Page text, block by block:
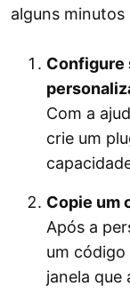
alguns
Configure
Com a
crie um
Copie um
Após a
um código
janela que